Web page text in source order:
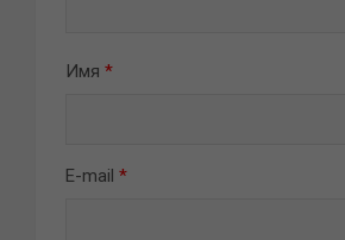
Имя *
E-mail *